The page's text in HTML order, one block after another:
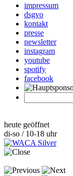
impressum
dsgvo
kontakt
presse
newsletter
instagram
youtube
spotify
facebook
heute geöffnet
di-so / 10-18 uhr